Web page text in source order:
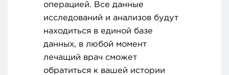
операцией. Все данные
исследований и анализов будут
находиться в единой базе
данных, в любой момент
лечащий врач сможет
обратиться к вашей истории